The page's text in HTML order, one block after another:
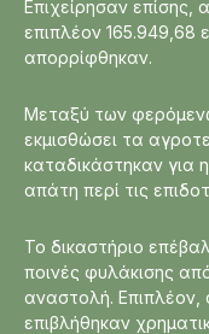
Επιχείρησαν
επιπλέον 165.949,68
απορρίφθηκαν.
Μεταξύ των
εκμισθώσει τα
καταδικάστηκαν για
απάτη περί τις
Το δικαστήριο
ποινές φυλάκισης
αναστολή. Επιπλέον,
επιβλήθηκαν